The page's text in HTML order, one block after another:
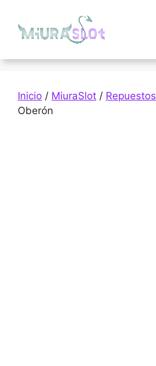
contenido
Inicio / MiuraSlot / Repuestos
Oberón